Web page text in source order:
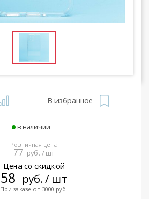
В избранное
в наличии
Розничная цена
77 руб. / шт
Цена со скидкой
58 руб. / шт
При заказе от 3000 руб.